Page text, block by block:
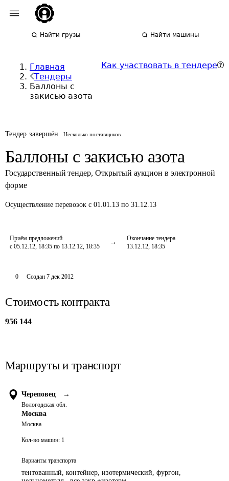
Найти грузы Найти машины
Главная
Тендеры
Баллоны с
закисью азота
Как участвовать в тендере
Тендер завершён Несколько поставщиков
Баллоны с закисью азота
Государственный тендер, Открытый аукцион в электронной
форме
Осуществление перевозок с 01.01.13 по 31.12.13
Приём предложений
с 05.12.12, 18:35 по 13.12.12, 18:35
Окончание тендера
13.12.12, 18:35
0 Создан 7 дек 2012
Стоимость контракта
956 144
Маршруты и транспорт
Череповец →
Вологодская обл.
Москва
Москва
Кол-во машин: 1
Варианты транспорта
тентованный, контейнер, изотермический, фургон,